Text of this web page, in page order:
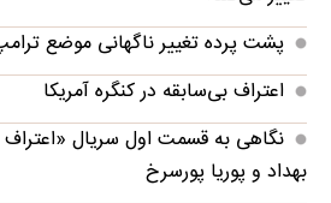
پشت پرده تغییر ناگهانی موضع
اعتراف بی‌سابقه در کنگره آمریکا
نگاهی به قسمت اول سریال «اعتراف
بهداد و پوریا پورسرخ